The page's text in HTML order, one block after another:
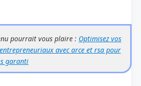
pourrait vous plaire : Optimisez vos
avec arce et rsa pour
garanti